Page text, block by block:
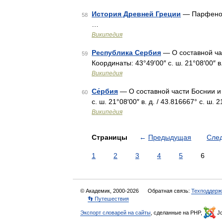
58 История Древней Греции —
Википедия
59 Республика Сербия — О составной
Координаты: 43°49′00″ с. ш.
Википедия
60 Се́рбия — О составной части Боснии и
с. ш. 21°08′00″ в. д. / 43.816667° с. ш.
Википедия
Страницы ← Предыдущая
1 2 3 4 5 6
© Академик, 2000-2026 Обратная связь:
👣 Путешествия
Экспорт словарей на сайты , сделанные на PHP,